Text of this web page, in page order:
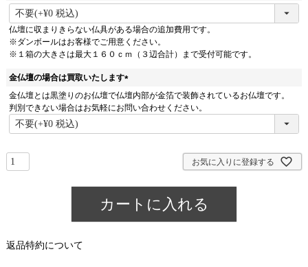
(
須
)
仏壇に収まりきらない仏具がある場合の追加費用です。
※ダンボールはお客様でご用意ください。
※１箱の大きさは最大１６０ｃｍ（３辺合計）まで受付可能です。
金仏壇の場合は買取いたします
(
必
須
金仏壇とは黒塗りのお仏壇で仏壇内部が金箔で装飾されているお仏壇です。
判別できない場合はお気軽にお問い合わせください。
お気に入りに登録する
カートに入れる
返品特約について